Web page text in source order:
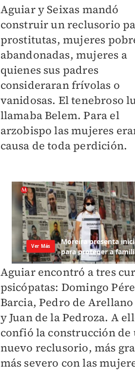
Aguiar y Seixas mandó
construir un reclusorio
prostitutas, mujeres
abandonadas, mujeres a
quienes sus padres
consideraran frívolas o
vanidosas. El tenebroso
llamaba Belem. Para el
arzobispo las mujeres
causa de toda perdición.
Aguiar encontró a tres
psicópatas: Domingo
Barcia, Pedro de Arellano
y Juan de la Pedroza. A
confió la construcción de
nuevo reclusorio, más
más severo con las